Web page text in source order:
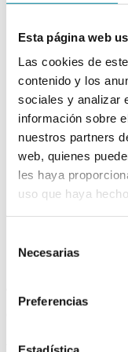
Esta página web
Las cookies de
contenido y los
sociales y analizar
información sobre
nuestros partners
web, quienes
les haya
uso que haya
Necesarias
Preferencias
chevron_leftchevron_right